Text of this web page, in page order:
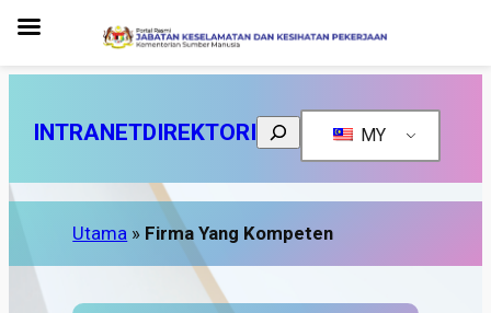
INTRANETDIREKTORI Search MY
Utama » Firma Yang Kompeten